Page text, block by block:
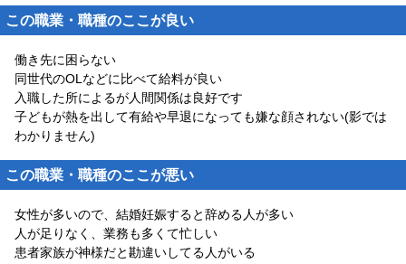
この職業・職種のここが良い
働き先に困らない
同世代のOLなどに比べて給料が良い
入職した所によるが人間関係は良好です
子どもが熱を出して有給や早退になっても嫌な顔されない(影では
わかりません)
この職業・職種のここが悪い
女性が多いので、結婚妊娠すると辞める人が多い
人が足りなく、業務も多くて忙しい
患者家族が神様だと勘違いしてる人がいる